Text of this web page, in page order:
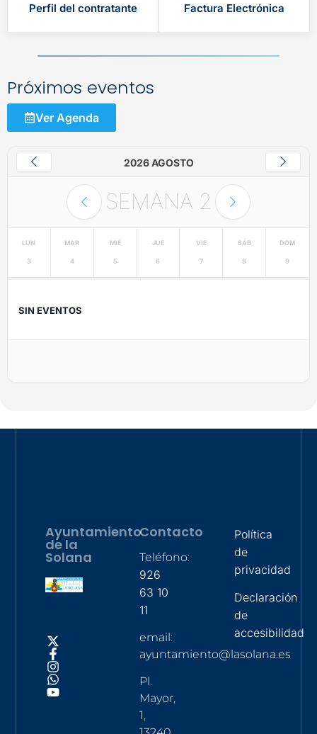
Perfil del contratante Factura Electrónica
Próximos eventos
Ver Agenda
2026 AGOSTO
SEMANA 2
LUN
3
MAR
4
MIÉ
5
JUE
6
VIE
7
SÁB
8
DOM
9
SIN EVENTOS
Ayuntamiento
de la
Solana
Contacto
Teléfono:
926
63 10
11
email:
ayuntamiento@lasolana.es
Pl.
Mayor,
1,
Política
de
privacidad
Declaración
de
accesibilidad